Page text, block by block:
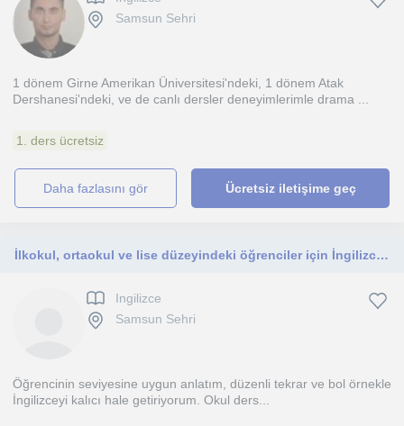
Samsun Sehri
1 dönem Girne Amerikan Üniversitesi'ndeki, 1 dönem Atak
Dershanesi'ndeki, ve de canlı dersler deneyimlerimle drama ...
1. ders ücretsiz
daha fazlasını gör Ücretsiz iletişime geç
İlkokul, ortaokul ve lise düzeyindeki öğrenciler için İngilizce özel ders veriyorum.
Ingilizce
Samsun Sehri
Öğrencinin seviyesine uygun anlatım, düzenli tekrar ve bol örnekle
İngilizceyi kalıcı hale getiriyorum. Okul ders...